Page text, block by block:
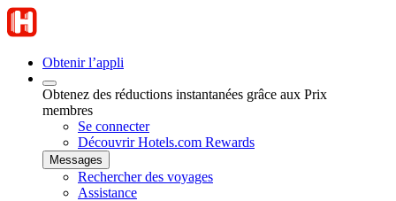
Obtenir l’appli
Obtenez des réductions instantanées grâce aux Prix
membres
Se connecter
Découvrir Hotels.com Rewards
Messages
Rechercher des voyages
Assistance